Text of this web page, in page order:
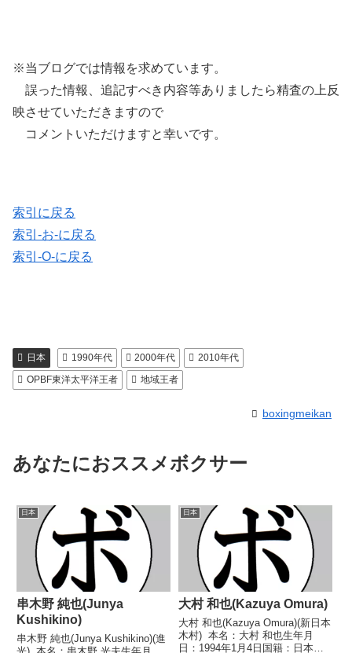
※当ブログでは情報を求めています。
誤った情報、追記すべき内容等ありましたら精査の上反
映させていただきますので
コメントいただけますと幸いです。
索引に戻る
索引-お-に戻る
索引-O-に戻る
日本 1990年代 2000年代
2010年代
OPBF東洋太平洋王者
地域王者
boxingmeikan
あなたにおススメボクサー
日本
串木野 純也(Junya
Kushikino)
串木野 純也(Junya Kushikino)(進
日本
大村 和也(Kazuya Omura)
大村 和也(Kazuya Omura)(新日本
木村) 本名：大村 和也生年月
日：1994年1月4日国籍：日本戦